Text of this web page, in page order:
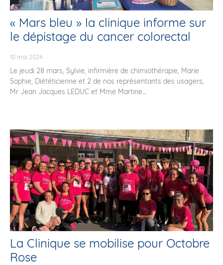
« Mars bleu » la clinique informe sur
le dépistage du cancer colorectal
10 mai 2024
Le jeudi 28 mars, Sylvie, infirmière de chimiothérapie, Marie
Sophie, Diététicienne et 2 de nos représentants des usagers,
Mr Jean Jacques LEDUC et Mme Martine
La Clinique se mobilise pour Octobre
Rose